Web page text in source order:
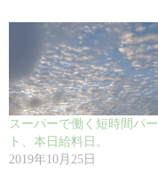
て
w
i
t
t
e
r
で
共
有
(
新
し
o
o
k
で
共
有
す
る
に
は
ク
リ
ッ
ク
スーパーで働く短時間パー
ト、本日給料日。
2019年10月25日